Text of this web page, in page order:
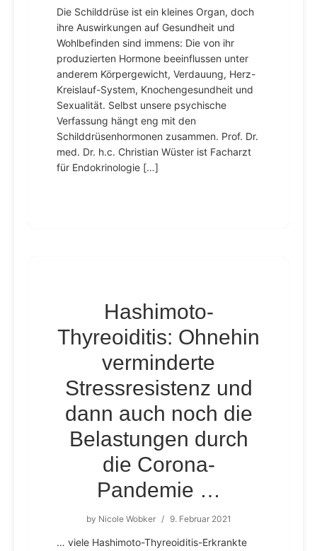
Die Schilddrüse ist ein kleines Organ, doch
ihre Auswirkungen auf Gesundheit und
Wohlbefinden sind immens: Die von ihr
produzierten Hormone beeinflussen unter
anderem Körpergewicht, Verdauung, Herz-
Kreislauf-System, Knochengesundheit und
Sexualität. Selbst unsere psychische
Verfassung hängt eng mit den
Schilddrüsenhormonen zusammen. Prof. Dr.
med. Dr. h.c. Christian Wüster ist Facharzt
für Endokrinologie […]
Hashimoto-
Thyreoiditis: Ohnehin
verminderte
Stressresistenz und
dann auch noch die
Belastungen durch
die Corona-
Pandemie …
by Nicole Wobker / 9. Februar 2021
… viele Hashimoto-Thyreoiditis-Erkrankte